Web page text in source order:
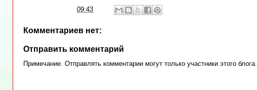
09:43
Комментариев нет:
Отправить комментарий
Примечание. Отправлять комментарии могут только участники этого блога.